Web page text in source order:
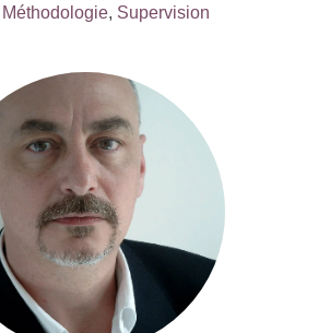
Méthodologie, Supervision